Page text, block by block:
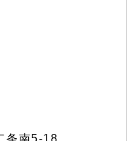
条南5-18